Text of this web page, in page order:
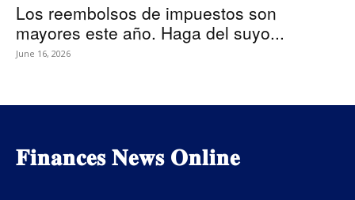
Los reembolsos de impuestos son
mayores este año. Haga del suyo...
June 16, 2026
𝐅𝐢𝐧𝐚𝐧𝐜𝐞𝐬 𝐍𝐞𝐰𝐬 𝐎𝐧𝐥𝐢𝐧𝐞